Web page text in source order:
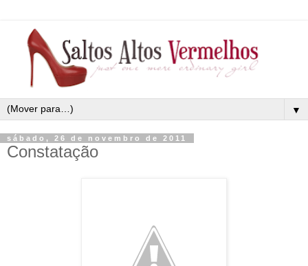
▼
sábado, 26 de novembro de 2011
Constatação